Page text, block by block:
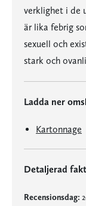
verklighet i de
är lika febrig
sexuell och
stark och
Ladda ner
Kartonnage
Detaljerad
Recensionsdag: